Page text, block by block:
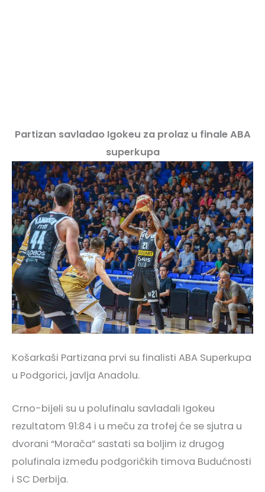
Partizan savladao Igokeu za prolaz u finale ABA
superkupa
Košarkaši Partizana prvi su finalisti ABA Superkupa
u Podgorici, javlja Anadolu.
Crno-bijeli su u polufinalu savladali Igokeu
rezultatom 91:84 i u meču za trofej će se sjutra u
dvorani “Morača” sastati sa boljim iz drugog
polufinala između podgoričkih timova Budućnosti
i SC Derbija.